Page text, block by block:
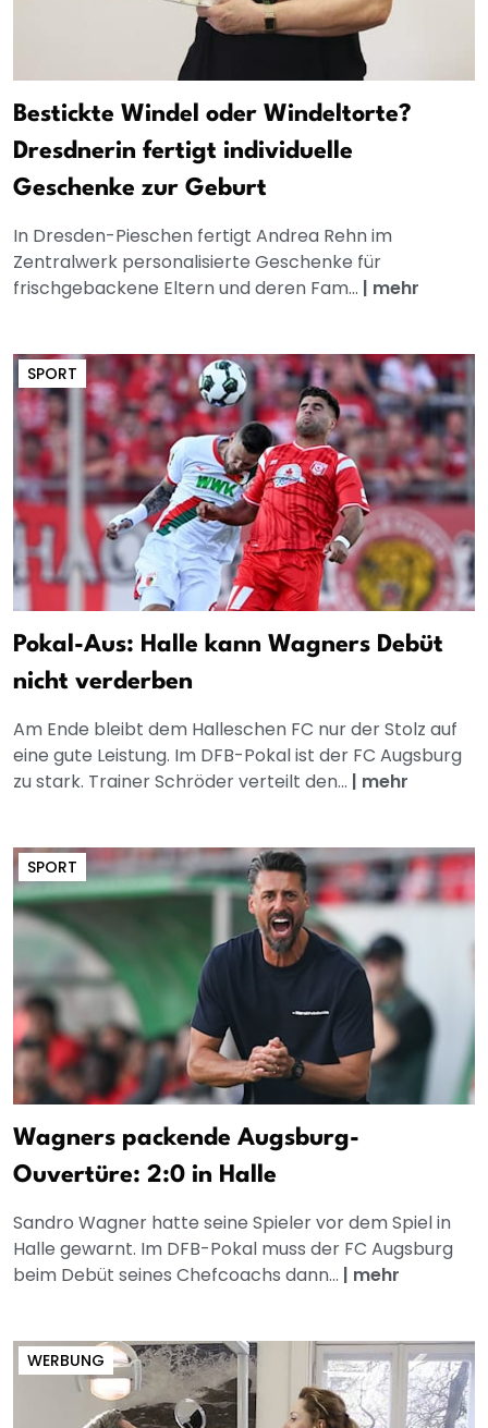
Bestickte Windel oder Windeltorte?
Dresdnerin fertigt individuelle
Geschenke zur Geburt
In Dresden-Pieschen fertigt Andrea Rehn im
Zentralwerk personalisierte Geschenke für
frischgebackene Eltern und deren Fam... | mehr
SPORT
Pokal-Aus: Halle kann Wagners Debüt
nicht verderben
Am Ende bleibt dem Halleschen FC nur der Stolz auf
eine gute Leistung. Im DFB-Pokal ist der FC Augsburg
zu stark. Trainer Schröder verteilt den... | mehr
SPORT
Wagners packende Augsburg-
Ouvertüre: 2:0 in Halle
Sandro Wagner hatte seine Spieler vor dem Spiel in
Halle gewarnt. Im DFB-Pokal muss der FC Augsburg
beim Debüt seines Chefcoachs dann... | mehr
WERBUNG